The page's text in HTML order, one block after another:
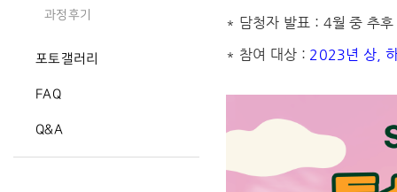
과정후기
포토갤러리
FAQ
Q&A
* 담청자 발표 : 4월 중 추후
* 참여 대상 : 2023년 상,